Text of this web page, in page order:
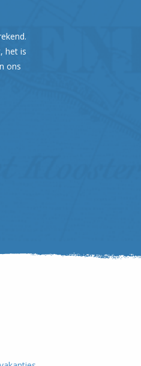
het is
ons